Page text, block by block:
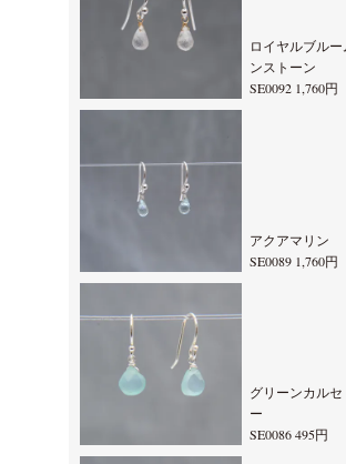
ロイヤルブルー
ンストーン
SE0092 1,760円
アクアマリン
SE0089 1,760円
グリーンカルセ
ー
SE0086 495円